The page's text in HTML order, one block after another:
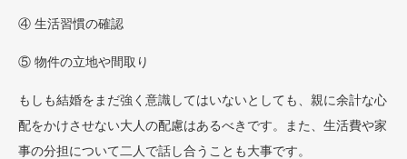
④ 生活習慣の確認
⑤ 物件の立地や間取り
もしも結婚をまだ強く意識してはいないとしても、親に余計な心
配をかけさせない大人の配慮はあるべきです。また、生活費や家
事の分担について二人で話し合うことも大事です。